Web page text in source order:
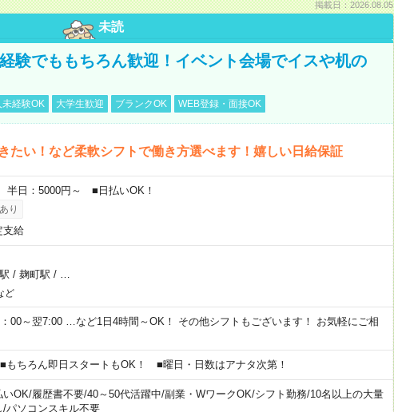
掲載日：2026.08.05
未読
験でももちろん歓迎！イベント会場でイスや机の
経験OK 大学生歓迎 ブランクOK WEB登録・面接OK
たい！など柔軟シフトで働き方選べます！嬉しい日給保証
半日：5000円～ ■日払いOK！
り
支給
/ 麹町駅 /
ど
00～翌7:00 …など1日4時間～OK！ その他シフトもございます！ お気軽にご相
ちろん即日スタートもOK！ ■曜日・日数はアナタ次第！
いOK/履歴書不要/40～50代活躍中/副業・WワークOK/シフト勤務/10名以上の大量
/パソコンスキル不要